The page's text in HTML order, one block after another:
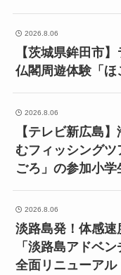
2026.8.06
【茨城県鉾田市
仏閣周遊体験「
2026.8.06
【テレビ新広島
むフィッシング
ごろ」の参加小学
2026.8.06
淡路島発！体感
「淡路島アドベ
全面リニューア